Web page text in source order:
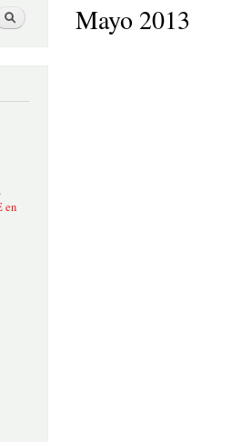
en
Mayo 2013